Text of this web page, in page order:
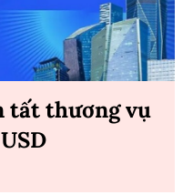
tất thương vụ